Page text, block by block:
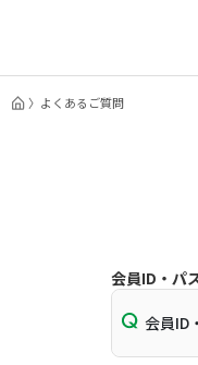
よくあるご質問
会員ID・パ
会員ID